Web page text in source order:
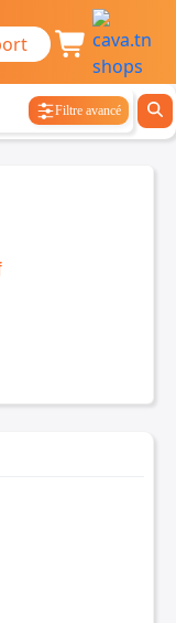
Filtre avancé